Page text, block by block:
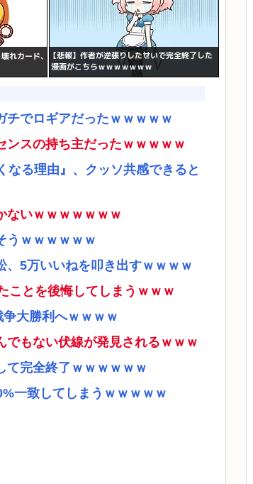
チでロギアだったｗｗｗｗｗ
ンスの持ち主だったｗｗｗｗｗ
なる理由』、クッソ共感できると
ないｗｗｗｗｗｗｗ
うｗｗｗｗｗｗ
5万いいねを叩き出すｗｗｗｗ
ことを後悔してしまうｗｗｗ
大勝利へｗｗｗｗ
でもない伏線が発見されるｗｗｗ
て完全終了ｗｗｗｗｗｗ
一致してしまうｗｗｗｗｗ